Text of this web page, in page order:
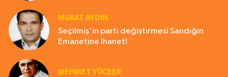
MURAT AYDIN
Seçilmiş'in parti değiştirmesi Sandığın
Emanetine İhanet!
MEHMET YÜCEER